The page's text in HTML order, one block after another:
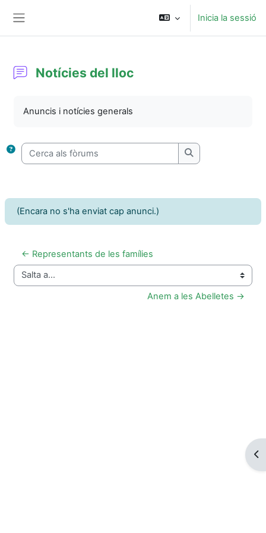
Inicia la sessió
Notícies del lloc
Anuncis i notícies generals
Cerca als fòrums
Cerca als fòrums
(Encara no s'ha enviat cap anunci.)
← Representants de les famílies
Salta a...
Anem a les Abelletes →